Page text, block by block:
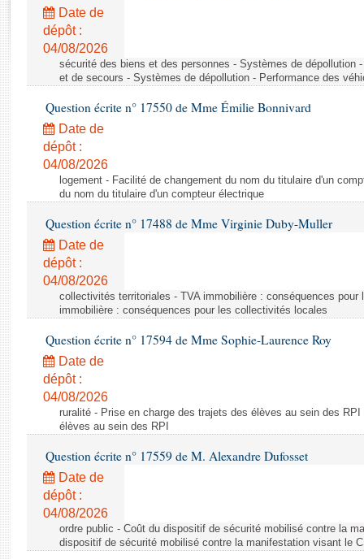
Rapports législatifs
Rapports sur l'application des lois
Baromètre de l’application des lois
Dossiers législatifs
Budget et sécurité sociale
Questions écrites et orales
Comptes rendus des débats
Date de
dépôt :
04/08/2026
sécurité des biens et des personnes - Systèmes de dépollution
et de secours - Systèmes de dépollution - Performance des
Question écrite n° 17550 de Mme Émilie Bonnivard
Date de
dépôt :
04/08/2026
logement - Facilité de changement du nom du titulaire d'un
du nom du titulaire d'un compteur électrique
Question écrite n° 17488 de Mme Virginie Duby-Muller
Date de
dépôt :
04/08/2026
collectivités territoriales - TVA immobilière : conséquences
immobilière : conséquences pour les collectivités locales
Question écrite n° 17594 de Mme Sophie-Laurence Roy
Date de
dépôt :
04/08/2026
ruralité - Prise en charge des trajets des élèves au sein des
élèves au sein des RPI
Question écrite n° 17559 de M. Alexandre Dufosset
Date de
dépôt :
04/08/2026
ordre public - Coût du dispositif de sécurité mobilisé contre la
dispositif de sécurité mobilisé contre la manifestation visant le